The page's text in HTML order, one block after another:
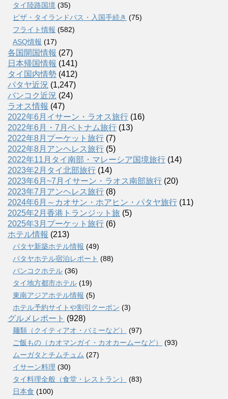
タイ陸路国境 (35)
ビザ・タイランドパス・入国手続き (75)
フライト情報 (582)
ASQ情報 (17)
各国開国情報 (27)
日本帰国情報 (141)
タイ国内情勢 (412)
パタヤ近況 (1,247)
バンコク近況 (24)
ラオス情報 (47)
2022年6月イサーン・ラオス旅行 (16)
2022年6月・7月ベトナム旅行 (13)
2022年8月プーケット旅行 (7)
2022年8月アンヘレス旅行 (5)
2022年11月タイ南部・マレーシア国境旅行 (14)
2023年2月タイ北部旅行 (14)
2023年6月~7月イサーン・ラオス南部旅行 (20)
2023年7月アンヘレス旅行 (8)
2024年6月～カオサン・ホアヒン・パタヤ旅行 (11)
2025年2月香港トランジット旅 (5)
2025年3月プーケット旅行 (6)
ホテル情報 (213)
パタヤ新築ホテル情報 (49)
パタヤホテル宿泊レポート (88)
バンコクホテル (36)
タイ地方都市ホテル (19)
東南アジアホテル情報 (5)
ホテル予約サイトや割引クーポン (3)
グルメレポート (928)
麺類（クイティアオ・バミーなど）
(97)
ご飯もの（カオマンガイ・カオカームーなど）
(93)
ムーガタとチムチュム (27)
イサーン料理 (30)
タイ料理全般（食堂・レストラン）
(83)
日本食 (100)